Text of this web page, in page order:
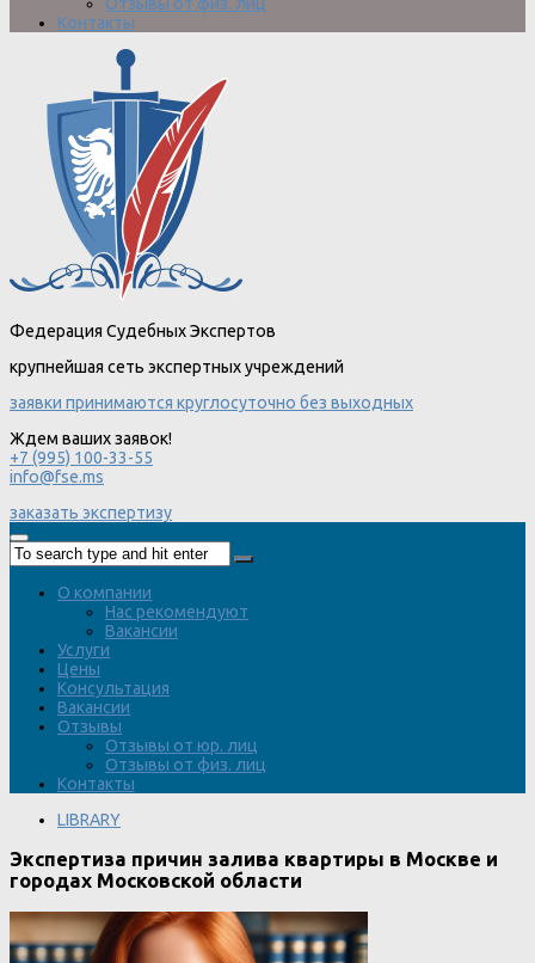
Отзывы от физ. лиц
Контакты
Федерация Судебных Экспертов
крупнейшая сеть экспертных учреждений
заявки принимаются круглосуточно без выходных
Ждем ваших заявок!
+7 (995) 100-33-55
info@fse.ms
заказать экспертизу
О компании
Нас рекомендуют
Вакансии
Услуги
Цены
Консультация
Вакансии
Отзывы
Отзывы от юр. лиц
Отзывы от физ. лиц
Контакты
LIBRARY
Экспертиза причин залива квартиры в Москве и
городах Московской области